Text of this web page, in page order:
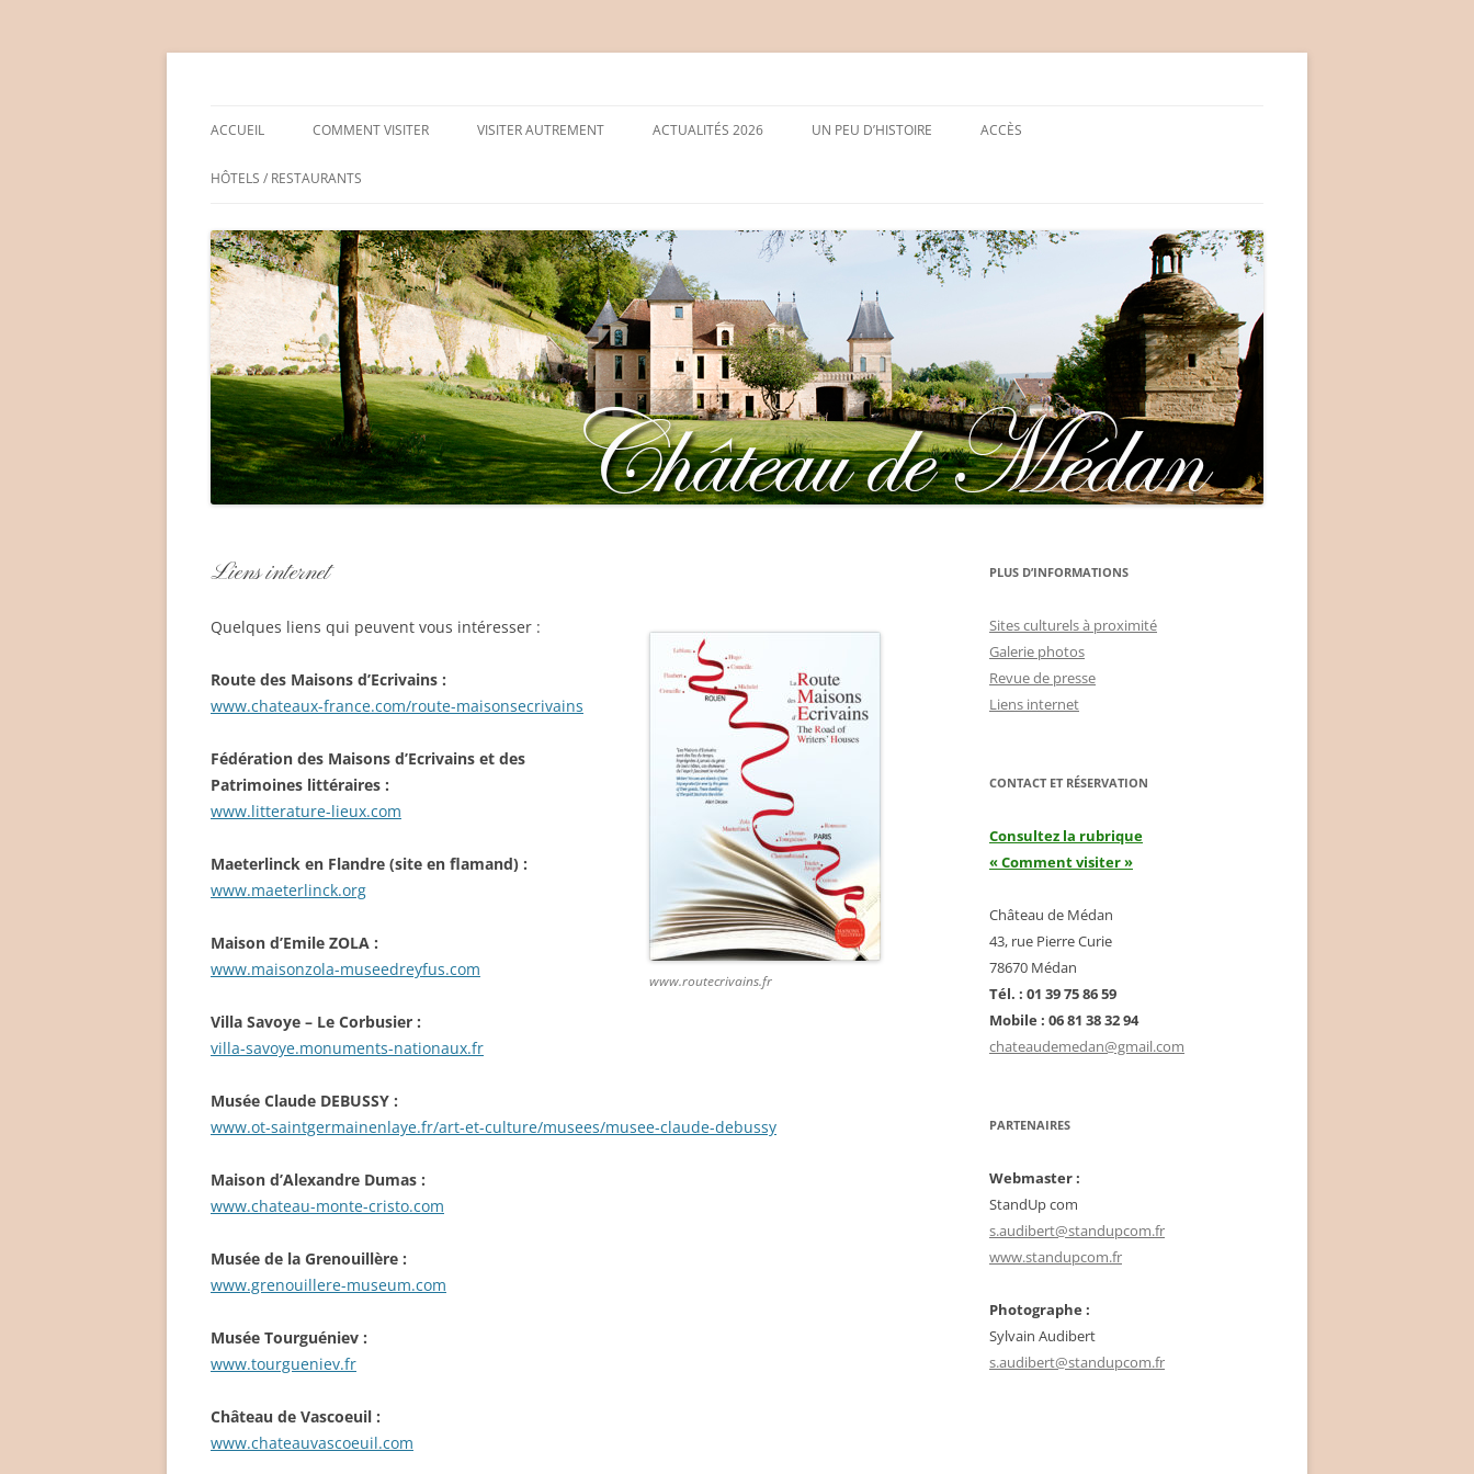
Aller
ACCUEIL COMMENT VISITER VISITER AUTREMENT
POUR FÊTER UN ANNIVERSAIRE
RALLYES DE JEUNES 12-14 ANS
ACTUALITÉS 2026 UN PEU D’HISTOIRE
CEZANNE À MÉDAN
LE JOURNAL COMBAT
LES HÔTES DU CHÂTEAU
ACCÈS
HÔTELS / RESTAURANTS
Liens internet
www.routecrivains.fr
Quelques liens qui peuvent vous intéresser :
Route des Maisons d’Ecrivains :
www.chateaux-france.com/route-maisonsecrivains
Fédération des Maisons d’Ecrivains et des
Patrimoines littéraires :
www.litterature-lieux.com
Maeterlinck en Flandre (site en flamand) :
www.maeterlinck.org
Maison d’Emile ZOLA :
www.maisonzola-museedreyfus.com
Villa Savoye – Le Corbusier :
villa-savoye.monuments-nationaux.fr
Musée Claude DEBUSSY :
www.ot-saintgermainenlaye.fr/art-et-culture/musees/musee-claude-debussy
Maison d’Alexandre Dumas :
www.chateau-monte-cristo.com
Musée de la Grenouillère :
www.grenouillere-museum.com
Musée Tourguéniev :
www.tourgueniev.fr
Château de Vascoeuil :
www.chateauvascoeuil.com
PLUS D’INFORMATIONS
Sites culturels à proximité
Galerie photos
Revue de presse
Liens internet
CONTACT ET RÉSERVATION
Consultez la rubrique
« Comment visiter »
Château de Médan
43, rue Pierre Curie
78670 Médan
Tél. : 01 39 75 86 59
Mobile : 06 81 38 32 94
chateaudemedan@gmail.com
PARTENAIRES
Webmaster :
StandUp com
s.audibert@standupcom.fr
www.standupcom.fr
Photographe :
Sylvain Audibert
s.audibert@standupcom.fr